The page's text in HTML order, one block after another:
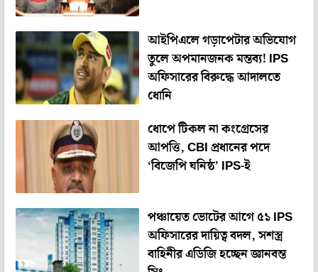
আইপিএলে গড়াপেটার অভিযোগ
তুলে অপমানজনক মন্তব্য! IPS
অফিসারের বিরুদ্ধে আদালতে
ধোনি
ধোপে টিকল না কংগ্রেসের
আপত্তি, CBI প্রধানের পদে
‘বিজেপি ঘনিষ্ঠ’ IPS-ই
পঞ্চায়েত ভোটের আগে ৫১ IPS
অফিসারের দায়িত্ব বদল, সশস্ত্র
বাহিনীর এডিজি হচ্ছেন জ্ঞানবন্ত